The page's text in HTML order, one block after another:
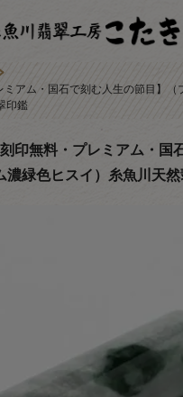
ミアム・国石で刻む人生の節目】（
印鑑
印無料・プレミアム・国
濃緑色ヒスイ）糸魚川天